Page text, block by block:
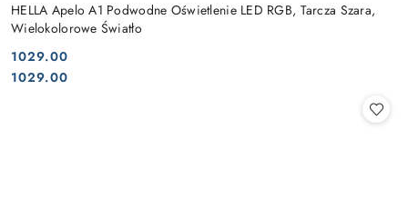
HELLA Apelo A1 Podwodne Oświetlenie LED RGB, Tarcza Szara,
Wielokolorowe Światło
Cena:
1029.00
Cena:
1029.00